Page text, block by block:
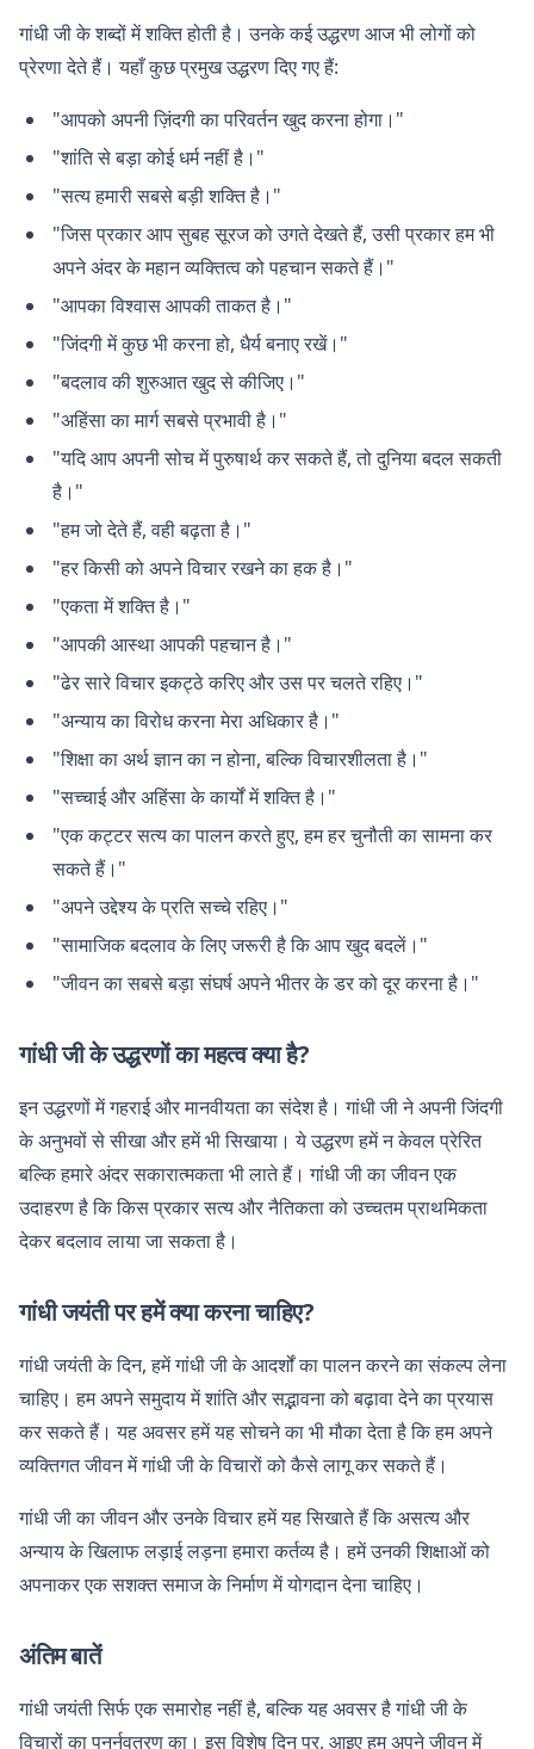
गांधी जी के शब्दों में शक्ति होती है। उनके कई उद्धरण आज भी लोगों को
प्रेरणा देते हैं। यहाँ कुछ प्रमुख उद्धरण दिए गए हैं:
"आपको अपनी ज़िंदगी का परिवर्तन खुद करना होगा।"
"शांति से बड़ा कोई धर्म नहीं है।"
"सत्य हमारी सबसे बड़ी शक्ति है।"
"जिस प्रकार आप सुबह सूरज को उगते देखते हैं, उसी प्रकार हम भी
अपने अंदर के महान व्यक्तित्व को पहचान सकते हैं।"
"आपका विश्वास आपकी ताकत है।"
"जिंदगी में कुछ भी करना हो, धैर्य बनाए रखें।"
"बदलाव की शुरुआत खुद से कीजिए।"
"अहिंसा का मार्ग सबसे प्रभावी है।"
"यदि आप अपनी सोच में पुरुषार्थ कर सकते हैं, तो दुनिया बदल सकती
है।"
"हम जो देते हैं, वही बढ़ता है।"
"हर किसी को अपने विचार रखने का हक है।"
"एकता में शक्ति है।"
"आपकी आस्था आपकी पहचान है।"
"ढेर सारे विचार इकट्ठे करिए और उस पर चलते रहिए।"
"अन्याय का विरोध करना मेरा अधिकार है।"
"शिक्षा का अर्थ ज्ञान का न होना, बल्कि विचारशीलता है।"
"सच्चाई और अहिंसा के कार्यों में शक्ति है।"
"एक कट्टर सत्य का पालन करते हुए, हम हर चुनौती का सामना कर
सकते हैं।"
"अपने उद्देश्य के प्रति सच्चे रहिए।"
"सामाजिक बदलाव के लिए जरूरी है कि आप खुद बदलें।"
"जीवन का सबसे बड़ा संघर्ष अपने भीतर के डर को दूर करना है।"
गांधी जी के उद्धरणों का महत्व क्या है?
इन उद्धरणों में गहराई और मानवीयता का संदेश है। गांधी जी ने अपनी जिंदगी
के अनुभवों से सीखा और हमें भी सिखाया। ये उद्धरण हमें न केवल प्रेरित
बल्कि हमारे अंदर सकारात्मकता भी लाते हैं। गांधी जी का जीवन एक
उदाहरण है कि किस प्रकार सत्य और नैतिकता को उच्चतम प्राथमिकता
देकर बदलाव लाया जा सकता है।
गांधी जयंती पर हमें क्या करना चाहिए?
गांधी जयंती के दिन, हमें गांधी जी के आदर्शों का पालन करने का संकल्प लेना
चाहिए। हम अपने समुदाय में शांति और सद्भावना को बढ़ावा देने का प्रयास
कर सकते हैं। यह अवसर हमें यह सोचने का भी मौका देता है कि हम अपने
व्यक्तिगत जीवन में गांधी जी के विचारों को कैसे लागू कर सकते हैं।
गांधी जी का जीवन और उनके विचार हमें यह सिखाते हैं कि असत्य और
अन्याय के खिलाफ लड़ाई लड़ना हमारा कर्तव्य है। हमें उनकी शिक्षाओं को
अपनाकर एक सशक्त समाज के निर्माण में योगदान देना चाहिए।
अंतिम बातें
गांधी जयंती सिर्फ एक समारोह नहीं है, बल्कि यह अवसर है गांधी जी के
विचारों का पुनर्नवतरण का। इस विशेष दिन पर, आइए हम अपने जीवन में